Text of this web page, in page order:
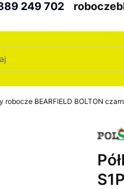
249 702
robocze BEARFIELD BOLTON